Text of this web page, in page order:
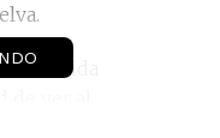
de vida